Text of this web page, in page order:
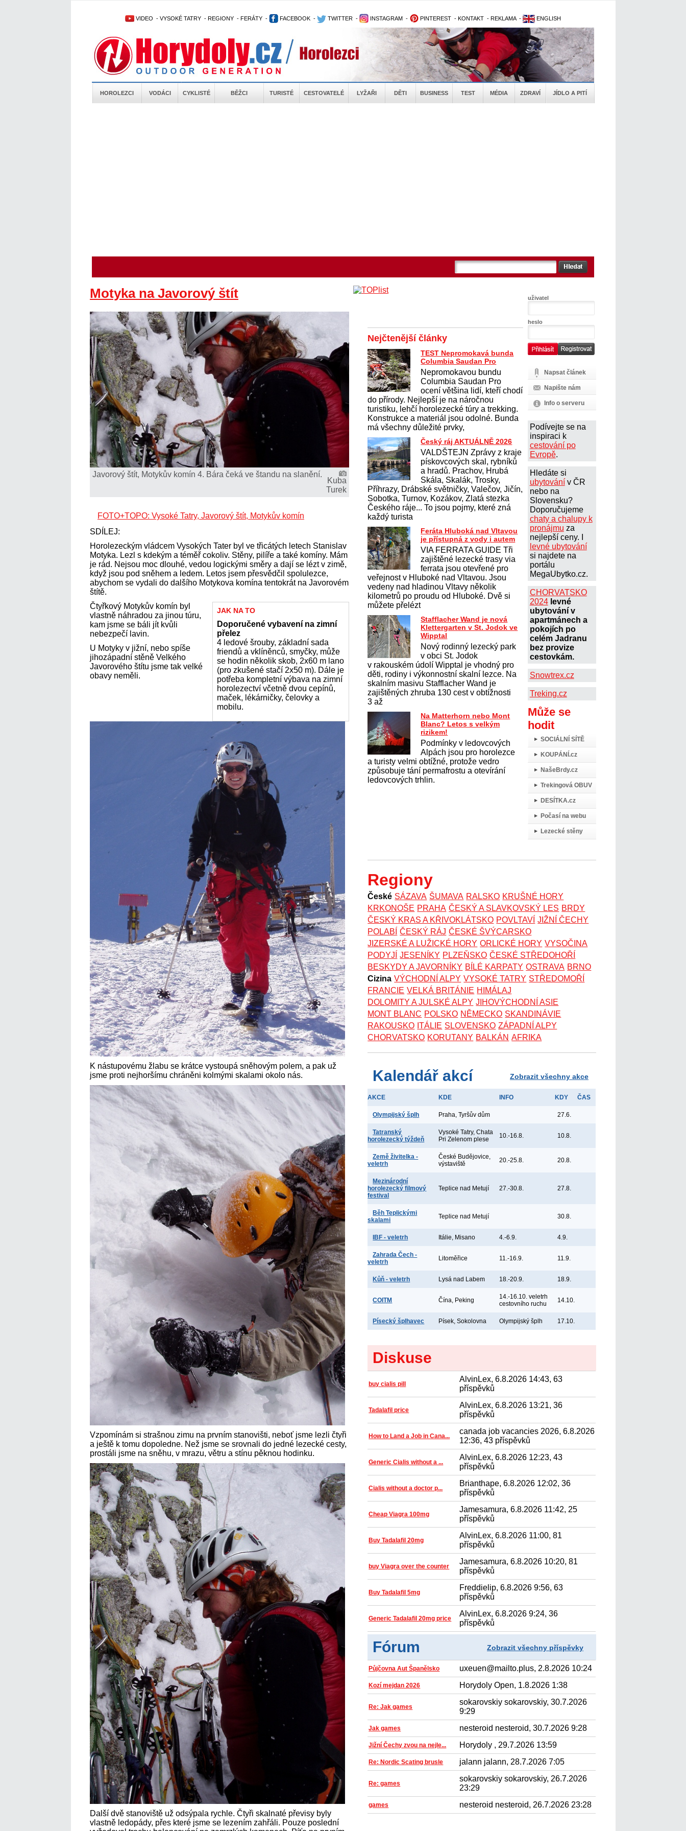
VIDEO - VYSOKÉ TATRY - REGIONY - FERÁTY - FACEBOOK - TWITTER - INSTAGRAM - PINTEREST - KONTAKT - REKLAMA - ENGLISH
HOROLEZCI VODÁCI CYKLISTÉ BĚŽCI TURISTÉ CESTOVATELÉ LYŽAŘI DĚTI BUSINESS TEST MÉDIA ZDRAVÍ JÍDLO A PITÍ
Motyka na Javorový štít
Javorový štít, Motykův komín 4. Bára čeká ve štandu na slanění.
Kuba
Turek
FOTO+TOPO: Vysoké Tatry, Javorový štít, Motykův komín
SDÍLEJ:
Horolezeckým vládcem Vysokých Tater byl ve třicátých letech Stanislav
Motyka. Lezl s kdekým a téměř cokoliv. Stěny, pilíře a také komíny. Mám
je rád. Nejsou moc dlouhé, vedou logickými směry a dají se lézt v zimě,
když jsou pod sněhem a ledem. Letos jsem přesvědčil spolulezce,
abychom se vydali do dalšího Motykova komína tentokrát na Javorovém
štítě.
JAK NA TO
Doporučené vybavení na zimní
přelez
4 ledové šrouby, základní sada
friendů a vklíněnců, smyčky, může
se hodin několik skob, 2x60 m lano
(pro zkušené stačí 2x50 m). Dále je
potřeba kompletní výbava na zimní
horolezectví včetně dvou cepínů,
maček, lékárničky, čelovky a
mobilu.
Čtyřkový Motykův komín byl
vlastně náhradou za jinou túru,
kam jsme se báli jít kvůli
nebezpečí lavin.
U Motyky v jižní, nebo spíše
jihozápadní stěně Velkého
Javorového štítu jsme tak velké
obavy neměli.
K nástupovému žlabu se krátce vystoupá sněhovým polem, a pak už
jsme proti nejhoršímu chráněni kolmými skalami okolo nás.
Vzpomínám si strašnou zimu na prvním stanovišti, neboť jsme lezli čtyři
a ještě k tomu dopoledne. Než jsme se srovnali do jedné lezecké cesty,
prostáli jsme na sněhu, v mrazu, větru a stínu pěknou hodinku.
Další dvě stanoviště už odsýpala rychle. Čtyři skalnaté převisy byly
vlastně ledopády, přes které jsme se lezením zahřáli. Pouze poslední
uživatel
heslo
Napsat článek
Napište nám
Info o serveru
Podívejte se na
inspiraci k
cestování po
Evropě.
Hledáte si
ubytovánív ČR
nebo na
Slovensku?
Doporučujeme
chaty a chalupy k
pronájmu za
nejlepší ceny. I
levné ubytování
si najdete na
portálu
MegaUbytko.cz.
CHORVATSKO
2024 levné
ubytování v
apartmánech a
pokojích po
celém Jadranu
bez provize
cestovkám.
Snowtrex.cz
Treking.cz
Může se
hodit
SOCIÁLNÍ SÍTĚ
KOUPÁNÍ.cz
NašeBrdy.cz
Trekingová OBUV
DESÍTKA.cz
Počasí na webu
Lezecké stěny
Nejčtenější články
TEST Nepromokavá bunda
Columbia Saudan Pro
Nepromokavou bundu
Columbia Saudan Pro
ocení většina lidí, kteří chodí
do přírody. Nejlepší je na náročnou
turistiku, lehčí horolezecké túry a trekking.
Konstrukce a materiál jsou odolné. Bunda
má všechny důležité prvky,
Český ráj AKTUÁLNĚ 2026
VALDŠTEJN Zprávy z kraje
pískovcových skal, rybníků
a hradů. Prachov, Hrubá
Skála, Skalák, Trosky,
Příhrazy, Drábské světničky, Valečov, Jičín,
Sobotka, Turnov, Kozákov, Zlatá stezka
Českého ráje... To jsou pojmy, které zná
každý turista
Feráta Hluboká nad Vltavou
je přístupná z vody i autem
VIA FERRATA GUIDE Tři
zajištěné lezecké trasy via
ferrata jsou otevřené pro
veřejnost v Hluboké nad Vltavou. Jsou
vedeny nad hladinou Vltavy několik
kilometrů po proudu od Hluboké. Dvě si
můžete přelézt
Stafflacher Wand je nová
Klettergarten v St. Jodok ve
Wipptal
Nový rodinný lezecký park
v obci St. Jodok
v rakouském údolí Wipptal je vhodný pro
děti, rodiny i výkonnostní skalní lezce. Na
skalním masivu Stafflacher Wand je
zajištěných zhruba 130 cest v obtížnosti
3 až
Na Matterhorn nebo Mont
Blanc? Letos s velkým
rizikem!
Podmínky v ledovcových
Alpách jsou pro horolezce
a turisty velmi obtížné, protože vedro
způsobuje tání permafrostu a otevírání
ledovcových trhlin.
Regiony
České SÁZAVA ŠUMAVA RALSKO KRUŠNÉ HORY
KRKONOŠE PRAHA ČESKÝ A SLAVKOVSKÝ LES BRDY
ČESKÝ KRAS A KŘIVOKLÁTSKO POVLTAVÍ JIŽNÍ ČECHY
POLABÍ
ČESKÝ RÁJ ČESKÉ ŠVÝCARSKO
JIZERSKÉ A LUŽICKÉ HORY ORLICKÉ HORY VYSOČINA
PODYJÍ
JESENÍKY PLZEŇSKO ČESKÉ STŘEDOHOŘÍ
BESKYDY A JAVORNÍKY BÍLÉ KARPATY OSTRAVA BRNO
Cizina VÝCHODNÍ ALPY VYSOKÉ TATRY STŘEDOMOŘÍ
FRANCIE VELKÁ BRITÁNIE HIMÁLAJ
DOLOMITY A JULSKÉ ALPY JIHOVÝCHODNÍ ASIE
MONT BLANC POLSKO NĚMECKO SKANDINÁVIE
RAKOUSKO ITÁLIE SLOVENSKO ZÁPADNÍ ALPY
CHORVATSKO KORUTANY BALKÁN AFRIKA
Kalendář akcí Zobrazit všechny akce
AKCE KDE INFO KDY ČAS
Olympijský šplh Praha, Tyršův dům 27.6.
Tatranský
horolezecký týždeň
Vysoké Tatry, Chata
Pri Zelenom plese
10.-16.8. 10.8.
Země živitelka -
veletrh
České Budějovice,
výstaviště
20.-25.8. 20.8.
Mezinárodní
horolezecký filmový
festival
Teplice nad Metují 27.-30.8. 27.8.
Běh Teplickými
skalami
Teplice nad Metují 30.8.
IBF - veletrh Itálie, Misano 4.-6.9. 4.9.
Zahrada Čech -
veletrh
Litoměřice 11.-16.9. 11.9.
Kůň - veletrh Lysá nad Labem 18.-20.9. 18.9.
COITM Čína, Peking
14.-16.10. veletrh
cestovního ruchu
14.10.
Písecký šplhavec Písek, Sokolovna Olympijský šplh 17.10.
Diskuse
buy cialis pill
AlvinLex, 6.8.2026 14:43, 63
příspěvků
Tadalafil price
AlvinLex, 6.8.2026 13:21, 36
příspěvků
How to Land a Job in Cana...
canada job vacancies 2026, 6.8.2026
12:36, 43 příspěvků
Generic Cialis without a ...
AlvinLex, 6.8.2026 12:23, 43
příspěvků
Cialis without a doctor p...
Brianthape, 6.8.2026 12:02, 36
příspěvků
Cheap Viagra 100mg
Jamesamura, 6.8.2026 11:42, 25
příspěvků
Buy Tadalafil 20mg
AlvinLex, 6.8.2026 11:00, 81
příspěvků
buy Viagra over the counter
Jamesamura, 6.8.2026 10:20, 81
příspěvků
Buy Tadalafil 5mg
Freddielip, 6.8.2026 9:56, 63
příspěvků
Generic Tadalafil 20mg price
AlvinLex, 6.8.2026 9:24, 36
příspěvků
Fórum Zobrazit všechny příspěvky
Půjčovna Aut Španělsko uxeuen@mailto.plus, 2.8.2026 10:24
Kozí mejdan 2026 Horydoly Open, 1.8.2026 1:38
Re: Jak games
sokarovskiy sokarovskiy, 30.7.2026
9:29
Jak games nesteroid nesteroid, 30.7.2026 9:28
Jižní Čechy zvou na nejle... Horydoly , 29.7.2026 13:59
Re: Nordic Scating brusle jalann jalann, 28.7.2026 7:05
Re: games
sokarovskiy sokarovskiy, 26.7.2026
23:29
games nesteroid nesteroid, 26.7.2026 23:28